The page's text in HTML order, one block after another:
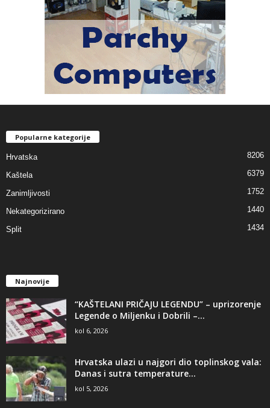
Popularne kategorije
Hrvatska 8206
Kaštela 6379
Zanimljivosti 1752
Nekategorizirano 1440
Split 1434
Najnovije
“KAŠTELANI PRIČAJU LEGENDU” – uprizorenje
Legende o Miljenku i Dobrili –...
kol 6, 2026
Hrvatska ulazi u najgori dio toplinskog vala:
Danas i sutra temperature...
kol 5, 2026